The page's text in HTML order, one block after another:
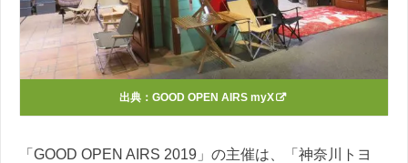
出典： GOOD OPEN AIRS myX
「GOOD OPEN AIRS 2019」の主催は、「神奈川トヨ